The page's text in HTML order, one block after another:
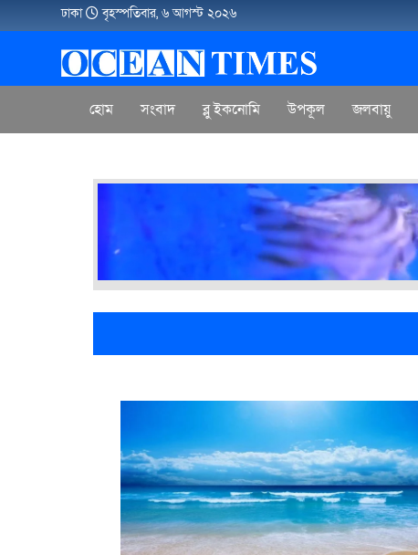
ঢাকা বৃহস্পতিবার, ৬ আগস্ট ২০২৬
হোম সংবাদ ব্লু ইকনোমি উপকূল জলবায়ু